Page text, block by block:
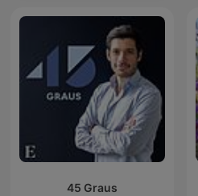
45 Graus